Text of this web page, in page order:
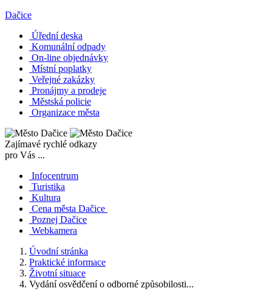
Dačice
Úřední deska
Komunální odpady
On-line objednávky
Místní poplatky
Veřejné zakázky
Pronájmy a prodeje
Městská policie
Organizace města
Zajímavé rychlé odkazy
pro Vás ...
Infocentrum
Turistika
Kultura
Cena města Dačice
Poznej Dačice
Webkamera
Úvodní stránka
Praktické informace
Životní situace
Vydání osvědčení o odborné způsobilosti...